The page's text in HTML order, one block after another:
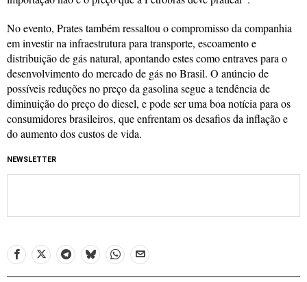
No evento, Prates também ressaltou o compromisso da companhia
em investir na infraestrutura para transporte, escoamento e
distribuição de gás natural, apontando estes como entraves para o
desenvolvimento do mercado de gás no Brasil. O anúncio de
possíveis reduções no preço da gasolina segue a tendência de
diminuição do preço do diesel, e pode ser uma boa notícia para os
consumidores brasileiros, que enfrentam os desafios da inflação e
do aumento dos custos de vida.
NEWSLETTER